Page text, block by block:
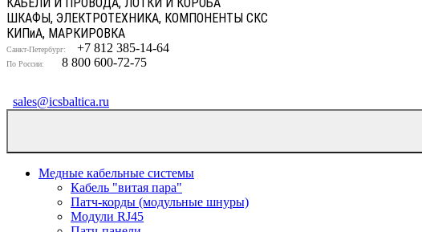
ШКАФЫ, ЭЛЕКТРОТЕХНИКА, КОМПОНЕНТЫ СКС
КИПиА, МАРКИРОВКА
Санкт-Петербург: +7 812 385-14-64
По России: 8 800 600-72-75
sales@icsbaltica.ru
Медные кабельные системы
Кабель "витая пара"
Патч-корды (модульные шнуры)
Модули RJ45